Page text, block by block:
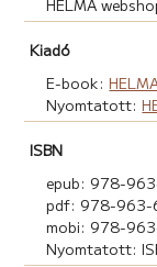
Kiadó
E-book:
Nyomtatott:
ISBN
epub: 978-
pdf: 978-963-
mobi: 978-
Nyomtatott: